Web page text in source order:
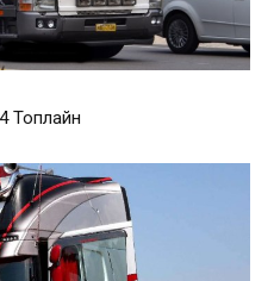
Топлайн